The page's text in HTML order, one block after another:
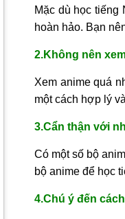
Mặc dù học tiếng
hoàn hảo. Bạn
2.Không nên
Xem anime quá
một cách hợp lý
3.Cẩn thận với
Có một số bộ
bộ anime để học
4.Chú ý đến